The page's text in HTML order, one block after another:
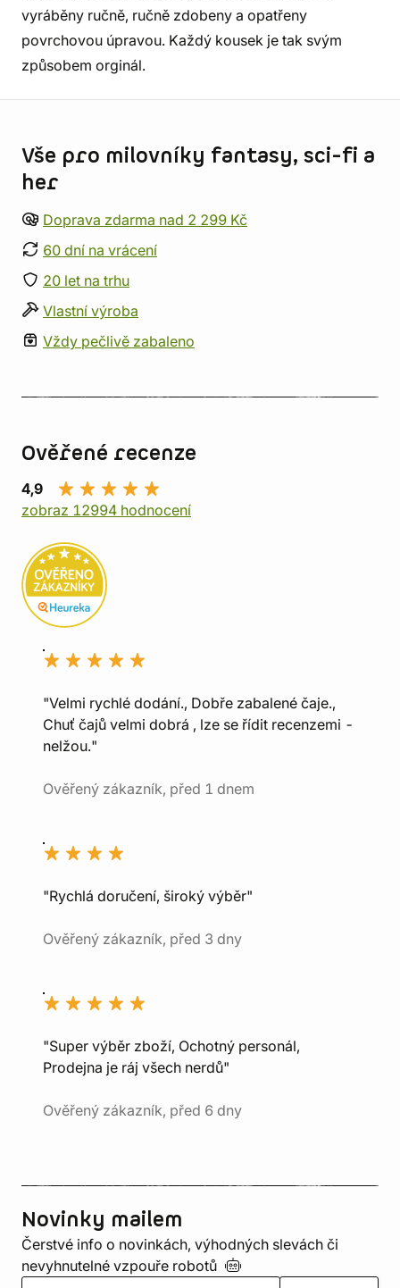
vyráběny ručně, ručně zdobeny a opatřeny
povrchovou úpravou. Každý kousek je tak svým
způsobem orginál.
Vše pro milovníky fantasy, sci-fi a
her
Doprava zdarma nad 2 299 Kč
60 dní na vrácení
20 let na trhu
Vlastní výroba
Vždy pečlivě zabaleno
Ověřené recenze
4,9
zobraz 12994 hodnocení
"Velmi rychlé dodání., Dobře zabalené čaje.,
Chuť čajů velmi dobrá , lze se řídit recenzemi -
nelžou."
Ověřený zákazník, před 1 dnem
"Rychlá doručení, široký výběr"
Ověřený zákazník, před 3 dny
"Super výběr zboží, Ochotný personál,
Prodejna je ráj všech nerdů"
Ověřený zákazník, před 6 dny
Novinky mailem
Čerstvé info o novinkách, výhodných slevách či
nevyhnutelné vzpouře robotů